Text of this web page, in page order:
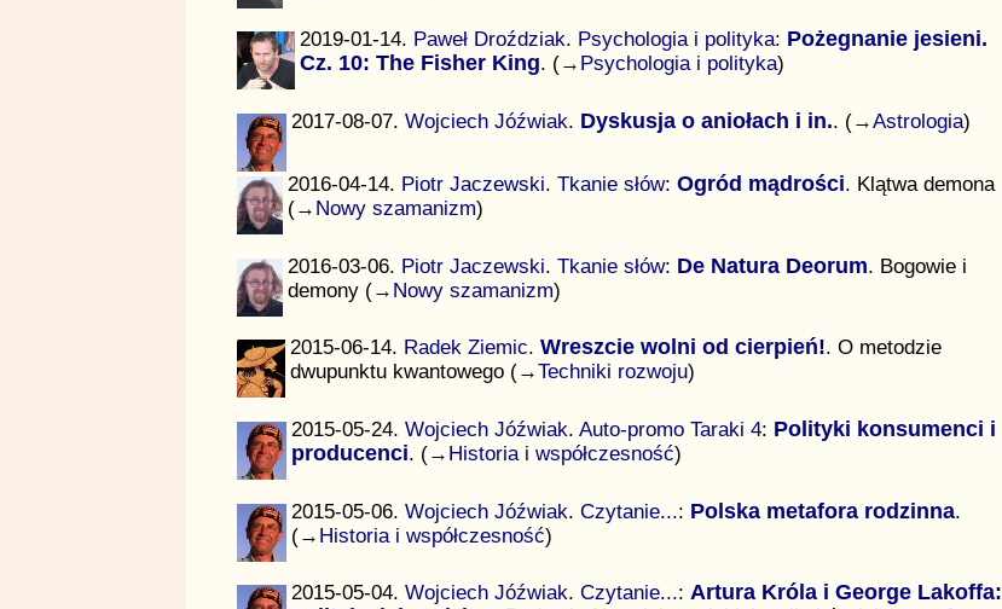
2019-01-14. Paweł Droździak. Psychologia i polityka: Pożegnanie jesieni.
Cz. 10: The Fisher King. (→ Psychologia i polityka)
2017-08-07.Wojciech Jóźwiak. Dyskusja o aniołach i in.. (→Astrologia)
2016-04-14. Piotr Jaczewski. Tkanie słów: Ogród mądrości. Klątwa demona
(→ Nowy szamanizm)
2016-03-06. Piotr Jaczewski. Tkanie słów: De Natura Deorum. Bogowie i
demony (→ Nowy szamanizm)
2015-06-14. Radek Ziemic. Wreszcie wolni od cierpień!. O metodzie
dwupunktu kwantowego (→Techniki rozwoju)
2015-05-24.Wojciech Jóźwiak.Auto-promo Taraki 4: Polityki konsumenci i
producenci. (→ Historia i współczesność)
2015-05-06.Wojciech Jóźwiak.Czytanie...: Polska metafora rodzinna.
(→ Historia i współczesność)
2015-05-04.Wojciech Jóźwiak.Czytanie...:Artura Króla i George Lakoffa: